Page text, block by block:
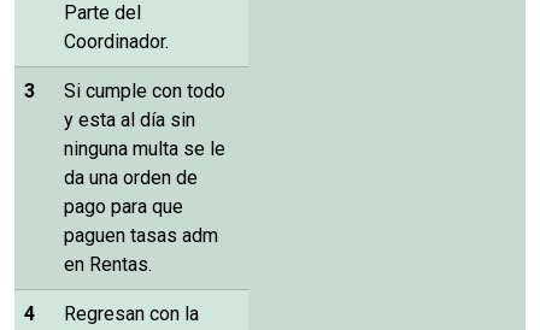
Parte del
Coordinador.
3
Si cumple con todo
y esta al día sin
ninguna multa se le
da una orden de
pago para que
paguen tasas adm
en Rentas.
4
Regresan con la